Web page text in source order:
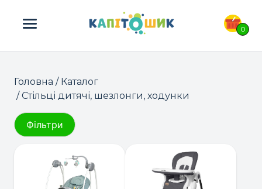
0
ПОШУК ТОВАРІВ:
Головна / Каталог
/ Стільці дитячі, шезлонги, ходунки
Фільтри